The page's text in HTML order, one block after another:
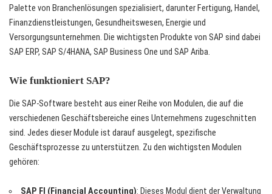
Palette von Branchenlösungen spezialisiert, darunter Fertigung, Handel,
Finanzdienstleistungen, Gesundheitswesen, Energie und
Versorgungsunternehmen. Die wichtigsten Produkte von SAP sind dabei
SAP ERP, SAP S/4HANA, SAP Business One und SAP Ariba.
Wie funktioniert SAP?
Die SAP-Software besteht aus einer Reihe von Modulen, die auf die
verschiedenen Geschäftsbereiche eines Unternehmens zugeschnitten
sind. Jedes dieser Module ist darauf ausgelegt, spezifische
Geschäftsprozesse zu unterstützen. Zu den wichtigsten Modulen
gehören:
SAP FI (Financial Accounting): Dieses Modul dient der Verwaltung